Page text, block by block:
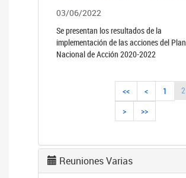
03/06/2022
Se presentan los resultados de la
implementación de las acciones del Plan
Nacional de Acción 2020-2022
<< < 1 2
>
>>
Reuniones Varias